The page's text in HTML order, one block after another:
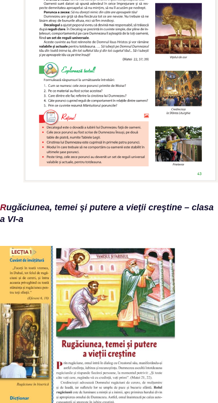
Rugăciunea, temei şi putere a vieţii creştine – clasa
a VI-a